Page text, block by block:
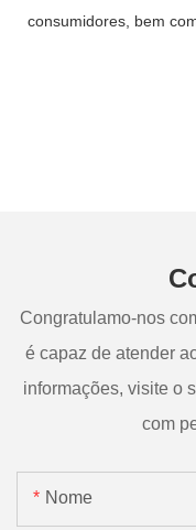
consumidores, bem
Congratulamo-nos
é capaz de atender
informações, visite o
com
Nome